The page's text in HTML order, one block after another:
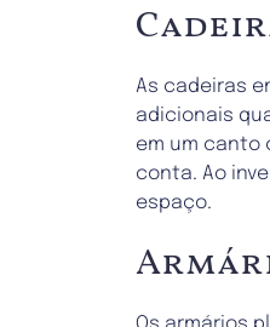
As cadeiras
adicionais
em um canto
conta. Ao
espaço.